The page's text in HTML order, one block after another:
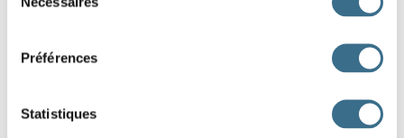
Préférences
Statistiques